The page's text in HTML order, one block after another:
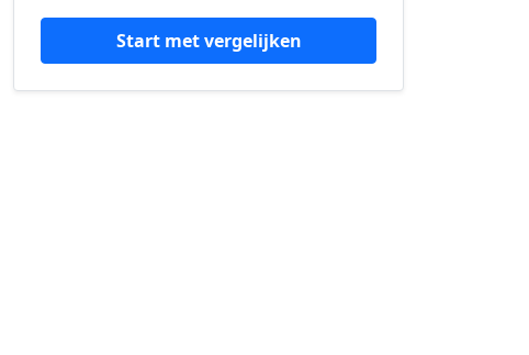
Start met vergelijken